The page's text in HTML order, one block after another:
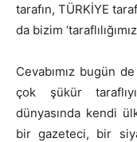
tarafın, TÜRKİYE
da bizim
Cevabımız bugün
çok şükür
dünyasında kendi
bir gazeteci, bir